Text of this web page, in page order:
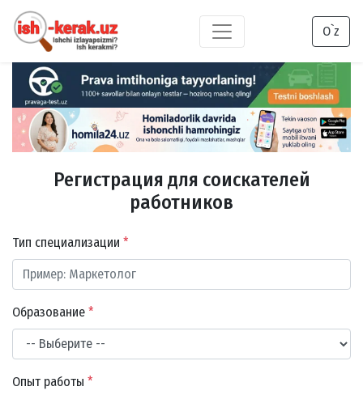
O`z
Регистрация для соискателей
работников
Тип специализации *
Образование *
Опыт работы *